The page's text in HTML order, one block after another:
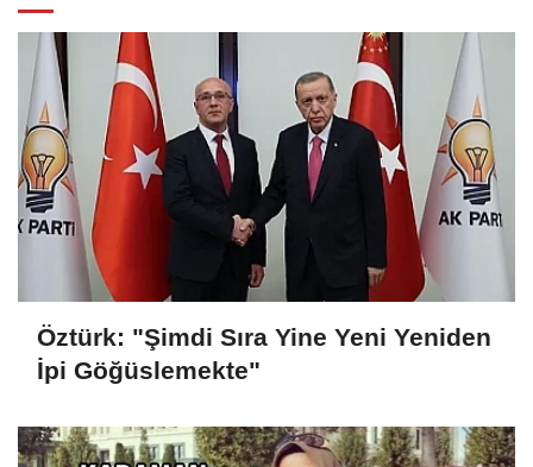
Öztürk: "Şimdi Sıra Yine Yeni Yeniden
İpi Göğüslemekte"